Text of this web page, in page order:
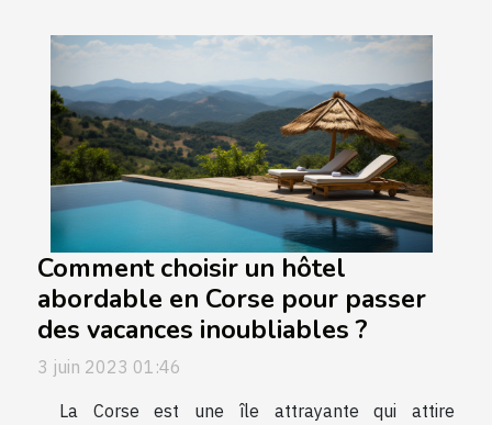
Comment choisir un hôtel
abordable en Corse pour passer
des vacances inoubliables ?
3 juin 2023 01:46
La Corse est une île attrayante qui attire